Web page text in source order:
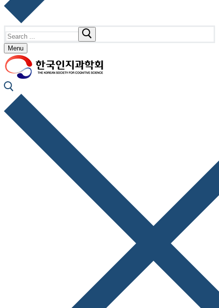
for:
Menu